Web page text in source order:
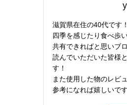
滋賀県在住の40代です！
四季を感じたり食べ歩
共有できればと思いブ
読んでいただいた皆様
す！
また使用した物のレビ
参考になれば嬉しいです